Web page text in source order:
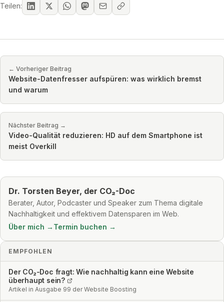
Teilen:
← Vorheriger Beitrag
Website-Datenfresser aufspüren: was wirklich bremst
und warum
Nächster Beitrag →
Video-Qualität reduzieren: HD auf dem Smartphone ist
meist Overkill
Dr. Torsten Beyer, der CO₂-Doc
Berater, Autor, Podcaster und Speaker zum Thema digitale
Nachhaltigkeit und effektivem Datensparen im Web.
Über mich → Termin buchen →
EMPFOHLEN
Der CO₂-Doc fragt: Wie nachhaltig kann eine Website
überhaupt sein?
Artikel in Ausgabe 99 der Website Boosting